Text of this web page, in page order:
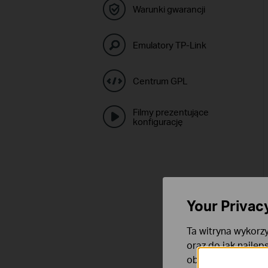
Warunki gwarancji
Emulatory TP-Link
Centrum GPL
Filmy prezentujące
konfigurację
Your
Ta witryna
oraz do jak
obsługę plików